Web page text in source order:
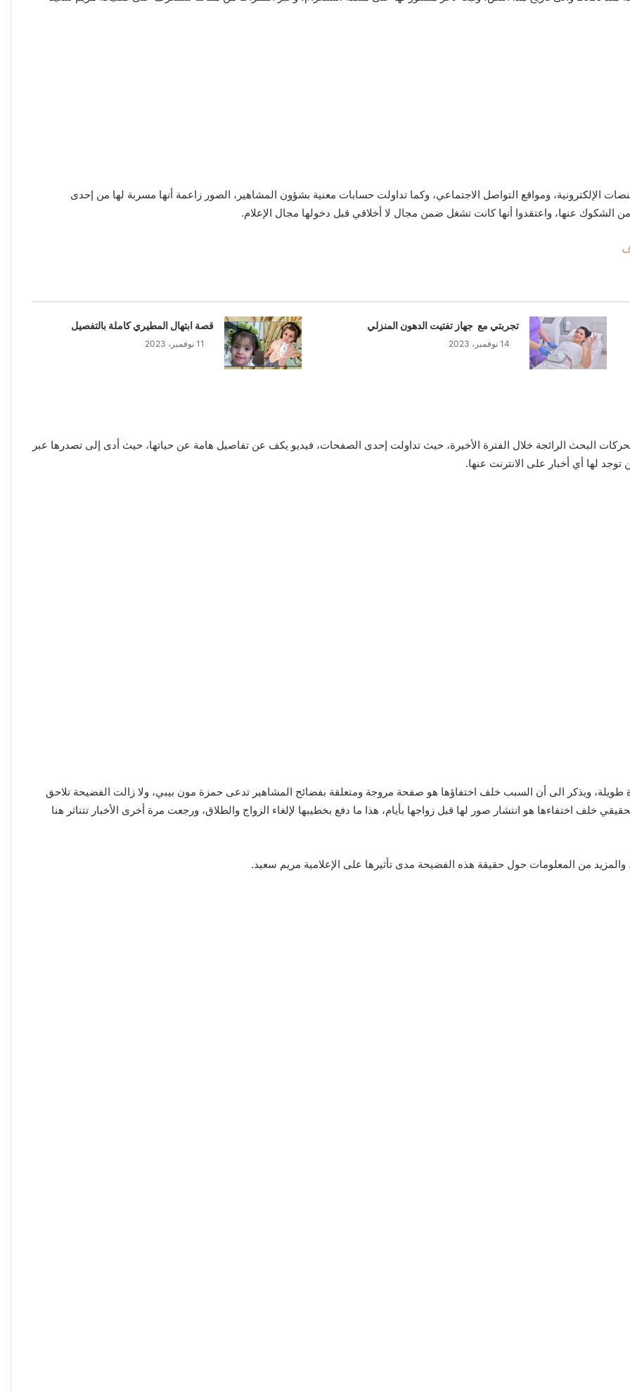
ومواقع التواصل الاجتماعي، وكما تداولت حسابات معنية بشؤون المشاهير، الصور زاعمة أنها مسربة لها من إحدى
الشكوك عنها، واعتقدوا أنها كانت تشغل ضمن مجال لا أخلاقي قبل دخولها مجال الإعلام.
تجربتي مع جهاز تفتيت الدهون المنزلي
14 نوفمبر، 2023
قصة ابتهال المطيري كاملة بالتفصيل
11 نوفمبر، 2023
البحث الرائجة خلال الفترة الأخيرة، حيث تداولت إحدى الصفحات، فيديو يكف عن تفاصيل هامة عن حياتها، حيث أدى إلى تصدرها عبر
لها أي أخبار على الانترنت عنها.
طويلة، ويذكر الى أن السبب خلف اختفاؤها هو صفحة مروجة ومتعلقة بفضائح المشاهير تدعى حمزة مون بيبي، ولا زالت الفضيحة تلاحق
خلف اختفاءها هو انتشار صور لها قبل زواجها بأيام، هذا ما دفع بخطيبها لإلغاء الزواج والطلاق، ورجعت مرة أخرى الأخبار تتناثر هنا
من المعلومات حول حقيقة هذه الفضيحة مدى تأثيرها على الإعلامية مريم سعيد.